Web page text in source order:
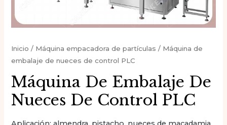
Inicio / Máquina empacadora de partículas / Máquina de
embalaje de nueces de control PLC
Máquina De Embalaje De
Nueces De Control PLC